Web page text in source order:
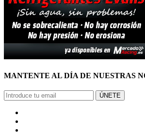
MANTENTE AL DÍA DE NUESTRAS
ÚNETE